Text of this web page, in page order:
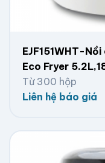
EJF151WHT-
Eco Fryer
Từ 300 hộp
Liên hệ báo giá